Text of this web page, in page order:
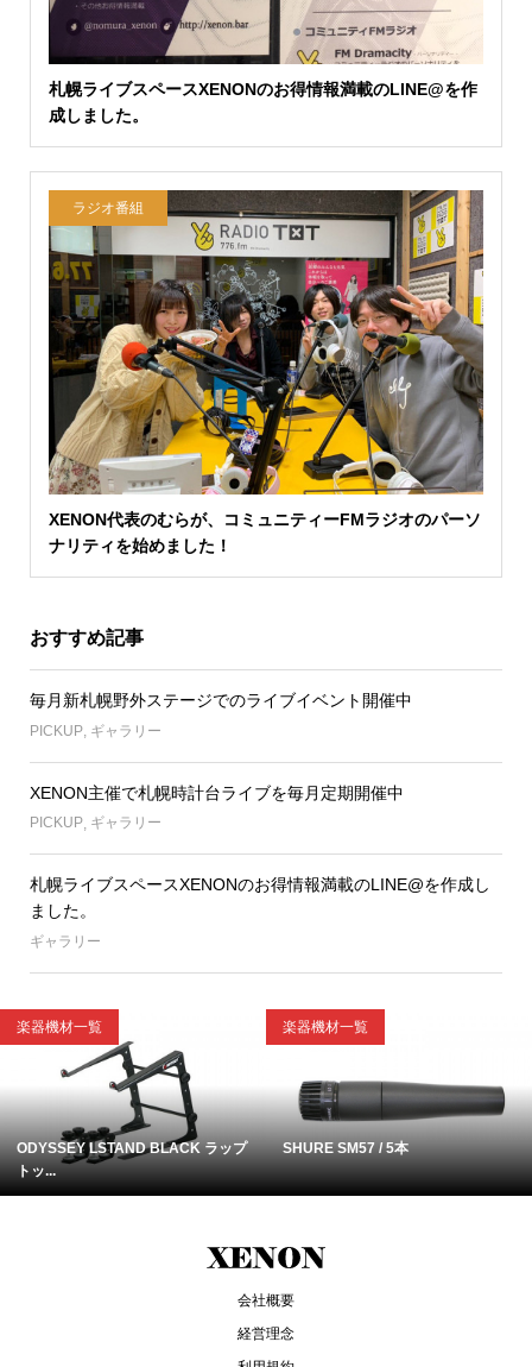
札幌ライブスペースXENONのお得情報満載のLINE@を作
成しました。
ラジオ番組
XENON代表のむらが、コミュニティーFMラジオのパーソ
ナリティを始めました！
おすすめ記事
毎月新札幌野外ステージでのライブイベント開催中
PICKUP, ギャラリー
XENON主催で札幌時計台ライブを毎月定期開催中
PICKUP, ギャラリー
札幌ライブスペースXENONのお得情報満載のLINE@を作成し
ました。
ギャラリー
楽器機材一覧
ODYSSEY LSTAND BLACK ラップ
トッ...
楽器機材一覧
SHURE SM57 / 5本
会社概要
経営理念